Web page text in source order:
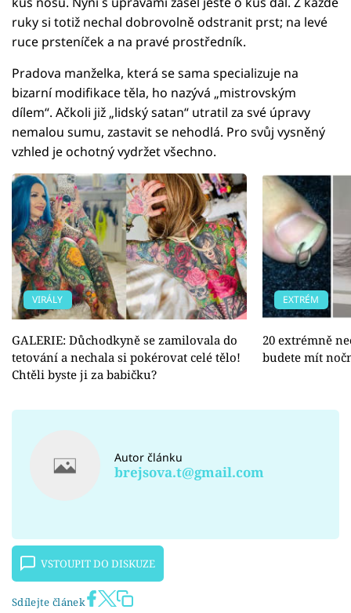
ruky si totiž nechal dobrovolně odstranit prst; na levé
ruce prsteníček a na pravé prostředník.
Pradova manželka, která se sama specializuje na
bizarní modifikace těla, ho nazývá „mistrovským
dílem“. Ačkoli již „lidský satan“ utratil za své úpravy
nemalou sumu, zastavit se nehodlá. Pro svůj vysněný
vzhled je ochotný vydržet všechno.
VIRÁLY
GALERIE: Důchodkyně se zamilovala do
tetování a nechala si pokérovat celé tělo!
Chtěli byste ji za babičku?
EXTRÉM
20 extrémně
budete mít
Autor článku
brejsova.t@gmail.com
VSTOUPIT DO DISKUZE
Sdílejte článek